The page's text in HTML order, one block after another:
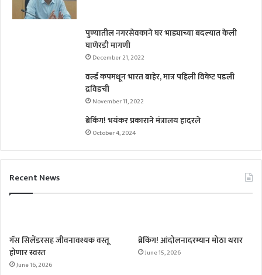
पुण्यातील नगरसेवकाने घर भाड्याच्या बदल्यात केली
घाणेरडी मागणी
December 21, 2022
वर्ल्ड कपमधून भारत बाहेर, मात्र पहिली विकेट पडली
द्रविडची
November 11, 2022
ब्रेकिंग! भयंकर प्रकाराने मंत्रालय हादरले
October 4, 2024
Recent News
गॅस सिलेंडरसह जीवनावश्यक वस्तू
होणार स्वस्त
June 16, 2026
ब्रेकिंग! आंदोलनादरम्यान मोठा थरार
June 15, 2026